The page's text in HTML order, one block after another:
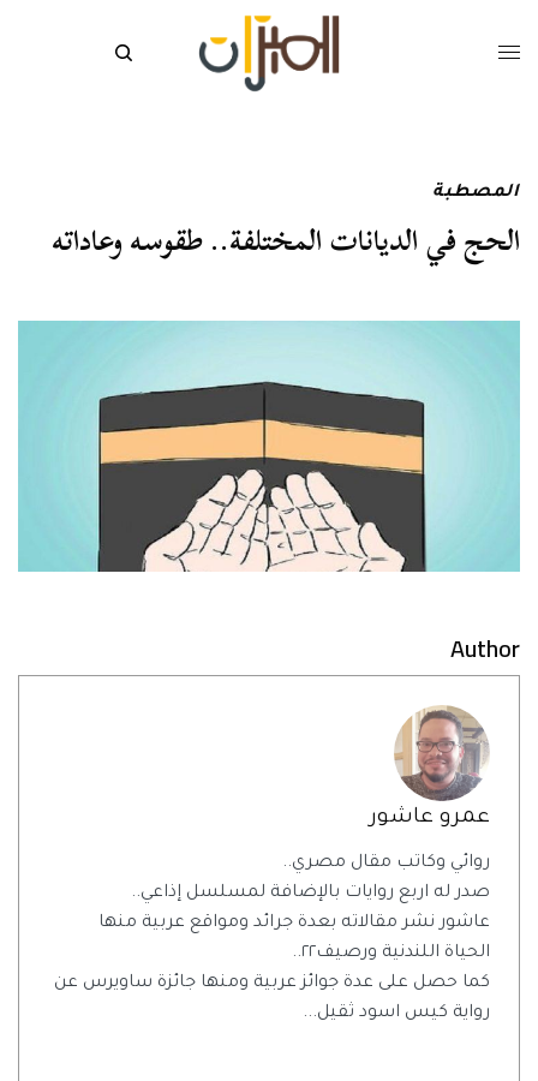
المصطبة
الحج في الديانات المختلفة.. طقوسه وعاداته
Author
عمرو عاشور
روائي وكاتب مقال مصري..
صدر له اربع روايات بالإضافة لمسلسل إذاعي..
عاشور نشر مقالاته بعدة جرائد ومواقع عربية منها
الحياة اللندنية ورصيف٢٢..
كما حصل على عدة جوائز عربية ومنها جائزة ساويرس عن
رواية كيس اسود ثقيل...